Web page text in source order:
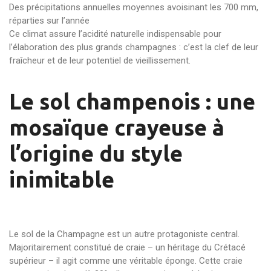
Des précipitations annuelles moyennes avoisinant les 700 mm,
réparties sur l’année
Ce climat assure l’acidité naturelle indispensable pour
l’élaboration des plus grands champagnes : c’est la clef de leur
fraîcheur et de leur potentiel de vieillissement.
Le sol champenois : une
mosaïque crayeuse à
l’origine du style
inimitable
Le sol de la Champagne est un autre protagoniste central.
Majoritairement constitué de craie – un héritage du Crétacé
supérieur – il agit comme une véritable éponge. Cette craie